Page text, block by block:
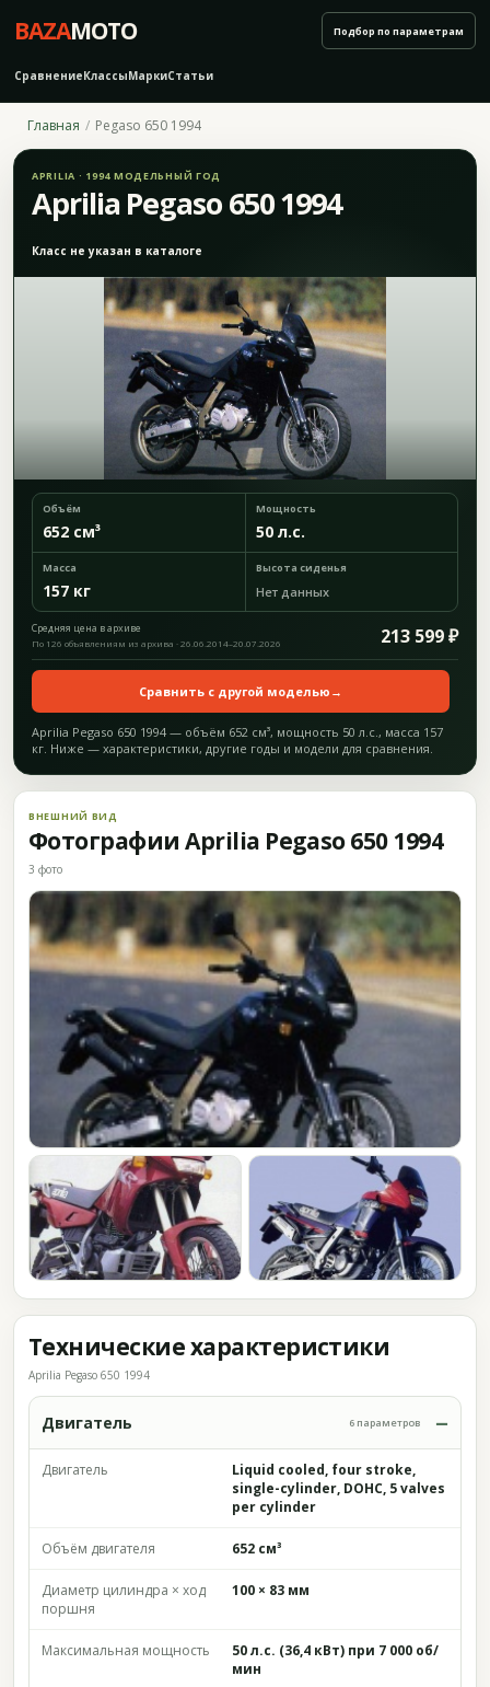
BAZAMOTO
СравнениеКлассыМаркиСтатьи
Подбор по параметрам
Главная Pegaso 650 1994
APRILIA · 1994 МОДЕЛЬНЫЙ ГОД
Aprilia Pegaso 650 1994
Класс не указан в каталоге
Объём
652 см³
Мощность
50 л.с.
Масса
157 кг
Высота сиденья
Нет данных
Средняя цена в архиве 213 599 ₽
По 126 объявлениям из архива · 26.06.2014–20.07.2026
Сравнить с другой моделью →
Aprilia Pegaso 650 1994 — объём 652 см³, мощность 50 л.с., масса 157
кг. Ниже — характеристики, другие годы и модели для сравнения.
ВНЕШНИЙ ВИД
Фотографии Aprilia Pegaso 650 1994
3 фото
Технические характеристики
Aprilia Pegaso 650 1994
Двигатель 6 параметров
Двигатель
Liquid cooled, four stroke,
single-cylinder, DOHC, 5 valves
per cylinder
Объём двигателя 652 см³
Диаметр цилиндра × ход
поршня
100 × 83 мм
Максимальная мощность
50 л.с. (36,4 кВт) при 7 000 об/
мин